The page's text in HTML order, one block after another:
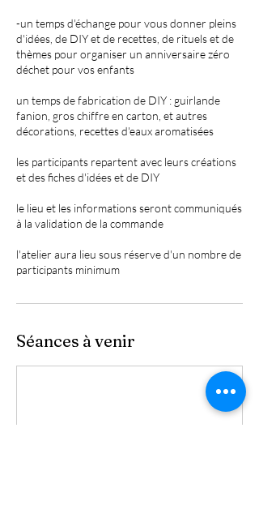
-un temps d'échange pour vous donner pleins
d'idées, de DIY et de recettes, de rituels et de
thèmes pour organiser un anniversaire zéro
déchet pour vos enfants
un temps de fabrication de DIY : guirlande
fanion, gros chiffre en carton, et autres
décorations, recettes d'eaux aromatisées
les participants repartent avec leurs créations
et des fiches d'idées et de DIY
le lieu et les informations seront communiqués
à la validation de la commande
l'atelier aura lieu sous réserve d'un nombre de
participants minimum
Séances à venir